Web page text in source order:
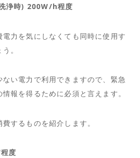
浄時) 200W/h程度
力を気にしなくても同時に使用す
。
い電力で利用できますので、緊急
報を得るために必須と言えます。
するものを紹介します。
度